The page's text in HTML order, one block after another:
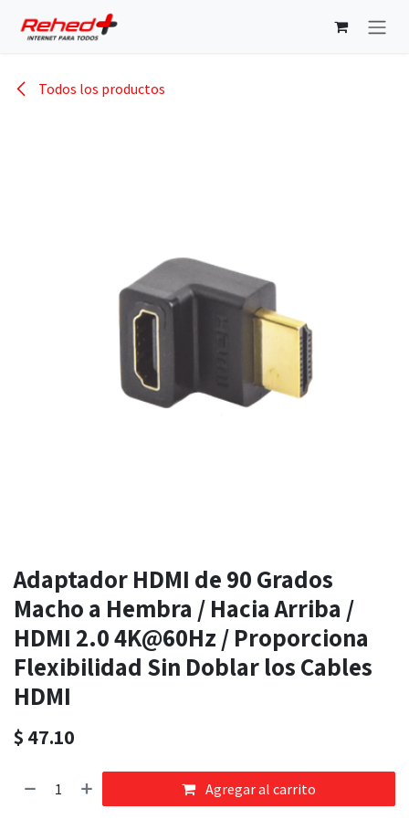
Todos los productos
Adaptador HDMI de 90 Grados
Macho a Hembra / Hacia Arriba /
HDMI 2.0 4K@60Hz / Proporciona
Flexibilidad Sin Doblar los Cables
HDMI
$ 47.10
Agregar al carrito